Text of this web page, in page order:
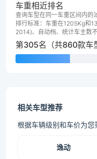
车重相近排名
查询车型在同一车重区间内的
排行标准：车重在1205Kg和
2014)、自动档、统计车主数
第305名（共860款车
相关车型推荐
根据车辆级别和车价为
逸动